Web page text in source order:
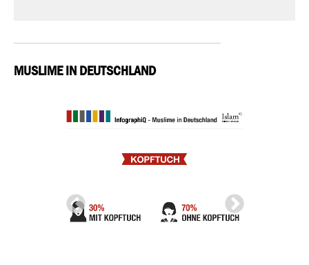
MUSLIME IN DEUTSCHLAND